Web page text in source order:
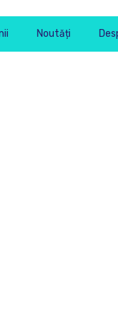
Noutăți